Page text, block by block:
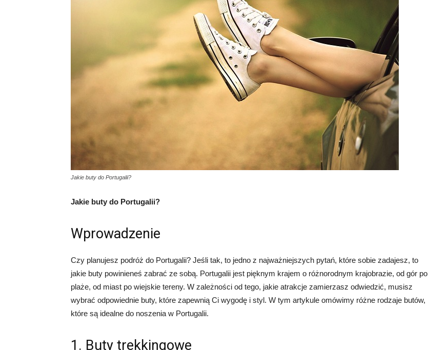
Jakie buty do Portugalii?
Jakie buty do Portugalii?
Wprowadzenie
Czy planujesz podróż do Portugalii? Jeśli tak, to jedno z najważniejszych pytań, które sobie zadajesz, to
jakie buty powinieneś zabrać ze sobą. Portugalii jest pięknym krajem o różnorodnym krajobrazie, od gór po
plaże, od miast po wiejskie tereny. W zależności od tego, jakie atrakcje zamierzasz odwiedzić, musisz
wybrać odpowiednie buty, które zapewnią Ci wygodę i styl. W tym artykule omówimy różne rodzaje butów,
które są idealne do noszenia w Portugalii.
1. Buty trekkingowe